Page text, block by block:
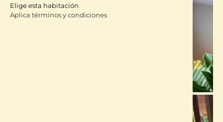
Elige esta habitación
Aplica términos y condiciones